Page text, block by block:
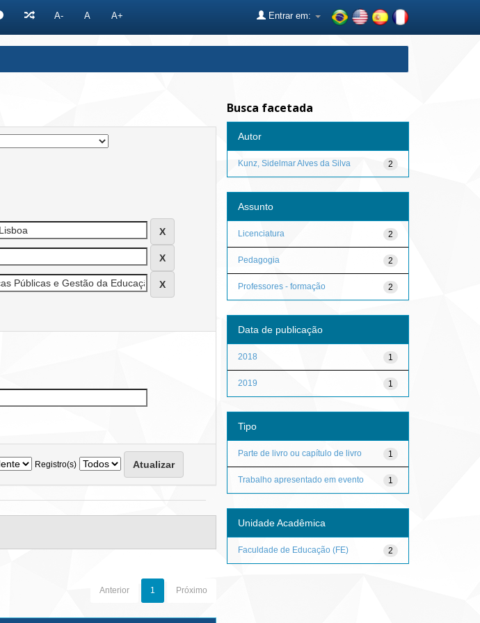
A- A A+ Entrar em:
Registro(s)
Anterior 1 Próximo
Busca facetada
Autor
2
Kunz, Sidelmar Alves da Silva
Assunto
2
Licenciatura
2
Pedagogia
2
Professores - formação
Data de publicação
1
2018
1
2019
Tipo
1
Parte de livro ou capítulo de livro
1
Trabalho apresentado em evento
Unidade Acadêmica
2
Faculdade de Educação (FE)